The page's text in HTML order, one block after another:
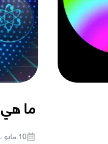
ما هي
10 مايو ، 2019